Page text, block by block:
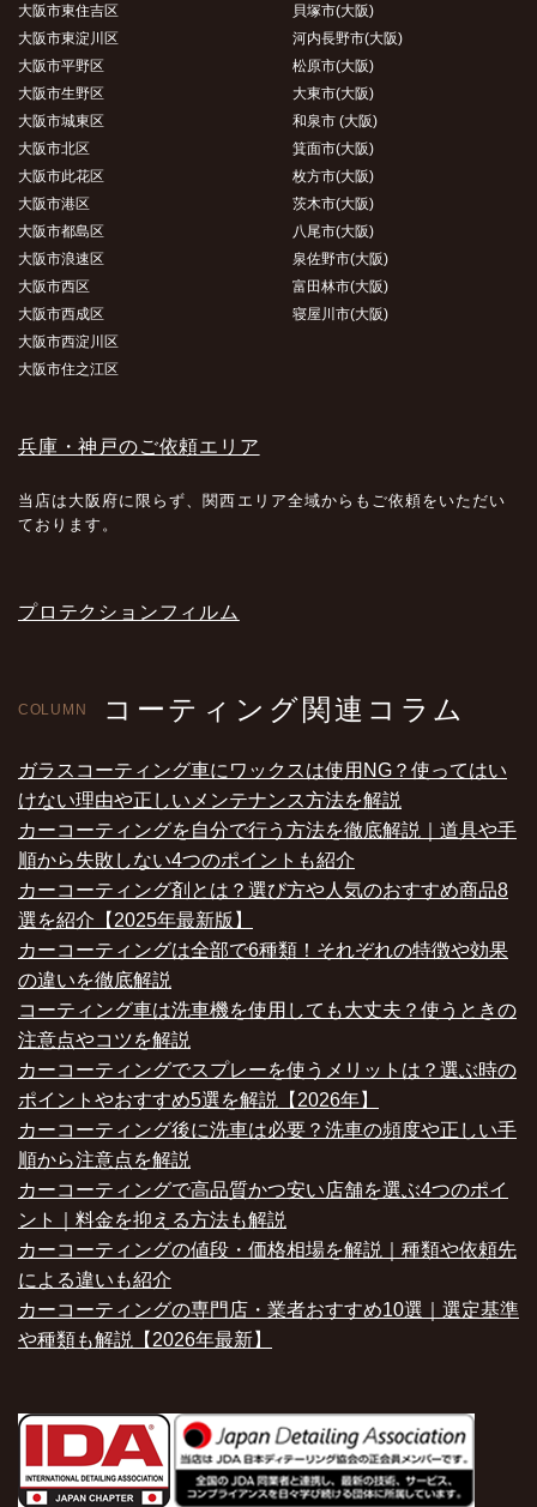
大阪市東住吉区
大阪市東淀川区
大阪市平野区
大阪市生野区
大阪市城東区
大阪市北区
大阪市此花区
大阪市港区
大阪市都島区
大阪市浪速区
大阪市西区
大阪市西成区
大阪市西淀川区
大阪市住之江区
貝塚市(大阪)
河内長野市(大阪)
松原市(大阪)
大東市(大阪)
和泉市 (大阪)
箕面市(大阪)
枚方市(大阪)
茨木市(大阪)
八尾市(大阪)
泉佐野市(大阪)
富田林市(大阪)
寝屋川市(大阪)
兵庫・神戸のご依頼エリア
当店は大阪府に限らず、関西エリア全域からもご依頼をいただい
ております。
プロテクションフィルム
COLUMN コーティング関連コラム
ガラスコーティング車にワックスは使用NG？使ってはい
けない理由や正しいメンテナンス方法を解説
カーコーティングを自分で行う方法を徹底解説｜道具や手
順から失敗しない4つのポイントも紹介
カーコーティング剤とは？選び方や人気のおすすめ商品8
選を紹介【2025年最新版】
カーコーティングは全部で6種類！それぞれの特徴や効果
の違いを徹底解説
コーティング車は洗車機を使用しても大丈夫？使うときの
注意点やコツを解説
カーコーティングでスプレーを使うメリットは？選ぶ時の
ポイントやおすすめ5選を解説【2026年】
カーコーティング後に洗車は必要？洗車の頻度や正しい手
順から注意点を解説
カーコーティングで高品質かつ安い店舗を選ぶ4つのポイ
ント｜料金を抑える方法も解説
カーコーティングの値段・価格相場を解説｜種類や依頼先
による違いも紹介
カーコーティングの専門店・業者おすすめ10選｜選定基準
や種類も解説【2026年最新】